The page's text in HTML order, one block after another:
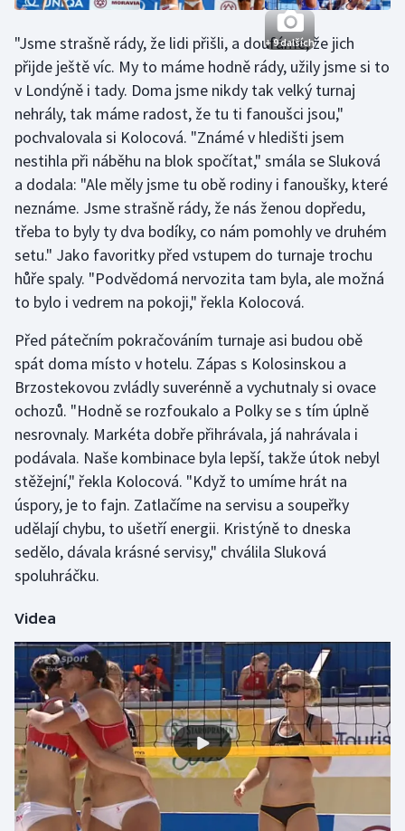
Stolní tenis
Triatlon
Veslování
Vodní slalom
Volejbal
Ostatní
+ 9 dalších
"Jsme strašně rády, že lidi přišli, a doufáme, že jich
přijde ještě víc. My to máme hodně rády, užily jsme si to
v Londýně i tady. Doma jsme nikdy tak velký turnaj
nehrály, tak máme radost, že tu ti fanoušci jsou,"
pochvalovala si Kolocová. "Známé v hledišti jsem
nestihla při náběhu na blok spočítat," smála se Sluková
a dodala: "Ale měly jsme tu obě rodiny i fanoušky, které
neznáme. Jsme strašně rády, že nás ženou dopředu,
třeba to byly ty dva bodíky, co nám pomohly ve druhém
setu." Jako favoritky před vstupem do turnaje trochu
hůře spaly. "Podvědomá nervozita tam byla, ale možná
to bylo i vedrem na pokoji," řekla Kolocová.
Před pátečním pokračováním turnaje asi budou obě
spát doma místo v hotelu. Zápas s Kolosinskou a
Brzostekovou zvládly suverénně a vychutnaly si ovace
ochozů. "Hodně se rozfoukalo a Polky se s tím úplně
nesrovnaly. Markéta dobře přihrávala, já nahrávala i
podávala. Naše kombinace byla lepší, takže útok nebyl
stěžejní," řekla Kolocová. "Když to umíme hrát na
úspory, je to fajn. Zatlačíme na servisu a soupeřky
udělají chybu, to ušetří energii. Kristýně to dneska
sedělo, dávala krásné servisy," chválila Sluková
spoluhráčku.
Videa